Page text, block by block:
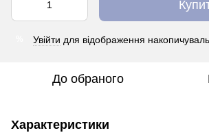
Увійти для відображення
До обраного
Характеристики